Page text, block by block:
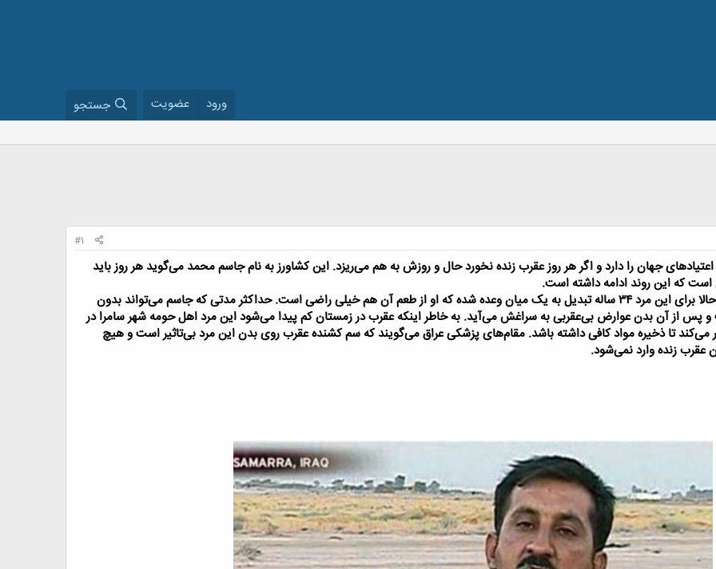
ورود عضویت جستجو
#1
جهانرا دارد و اگر هر روز عقرب زنده نخورد حال و روزش به هم می‌ریزد. این کشاورز به نام جاسم محمد می‌گوید هر روز باید
خوردن عقرب زنده حالا برای این مرد ۳۴ ساله تبدیل به یک میان وعده شده که او از طعم آن هم خیلی راضی است. حداکثر مدتی که جاسم می‌تواند بدون
پس از آن بدن عوارض بی‌عقربی به سراغش می‌آید. به خاطر اینکه عقرب در زمستان کم پیدا می‌شود این مرد اهل حومه شهر سامرا در
می‌کند تا ذخیره مواد کافی داشته باشد. مقام‌های پزشکی عراق می‌گویند که سم کشنده عقرب روی بدن این مرد بی‌تاثیر است و هیچ
زنده وارد نمی‌شود.